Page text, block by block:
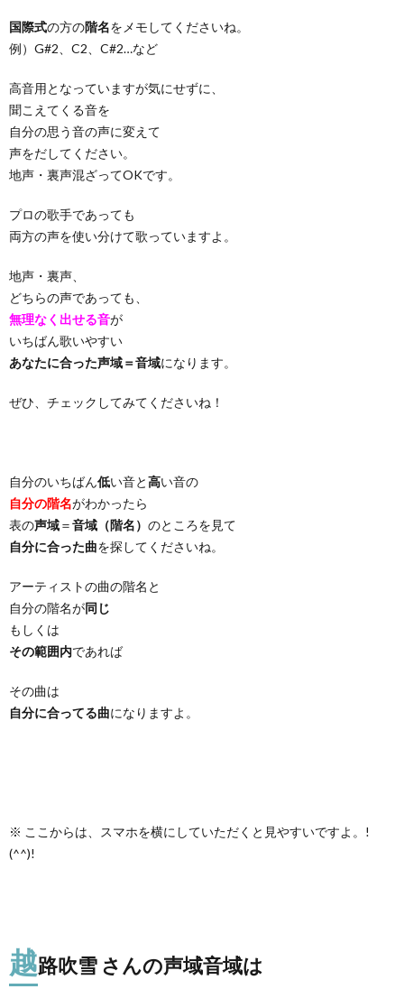
国際式の方の階名をメモしてくださいね。
例）G#2、C2、C#2…など
高音用となっていますが気にせずに、
聞こえてくる音を
自分の思う音の声に変えて
声をだしてください。
地声・裏声混ざってOKです。
プロの歌手であっても
両方の声を使い分けて歌っていますよ。
地声・裏声、
どちらの声であっても、
無理なく出せる音が
いちばん歌いやすい
あなたに合った声域＝音域になります。
ぜひ、チェックしてみてくださいね！
自分のいちばん低い音と高い音の
自分の階名がわかったら
表の声域＝音域（階名） のところを見て
自分に合った曲を探してくださいね。
アーティストの曲の階名と
自分の階名が同じ
もしくは
その範囲内であれば
その曲は
自分に合ってる曲になりますよ。
※ ここからは、スマホを横にしていただくと見やすいですよ。!
(^^)!
越路吹雪 さんの声域音域は